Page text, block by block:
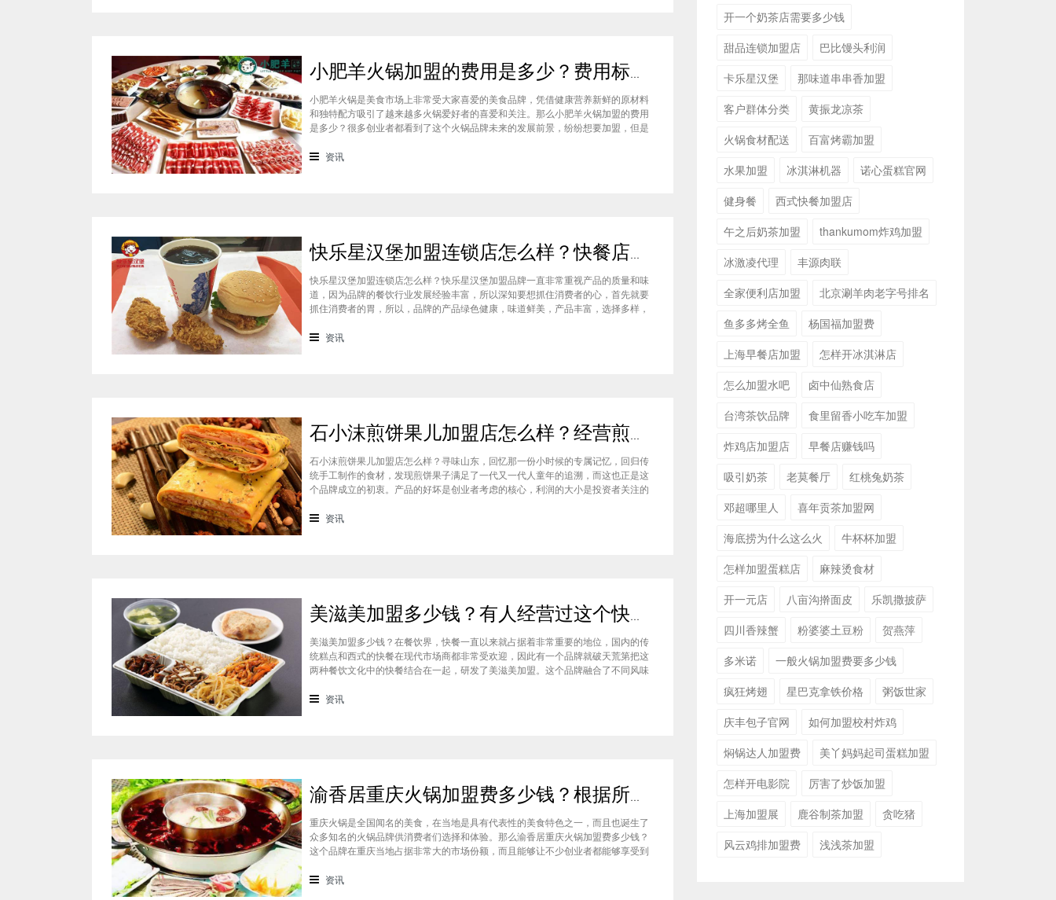
小肥羊火锅加盟的费用是多少？费用标准如下看你是否符合加盟资格
小肥羊火锅是美食市场上非常受大家喜爱的美食品牌，凭借健康营养新鲜的原材料
和独特配方吸引了越来越多火锅爱好者的喜爱和关注。那么小肥羊火锅加盟的费用
是多少？很多创业者都看到了这个火锅品牌未来的发展前景，纷纷想要加盟，但是
火锅加盟的费用情况让创业者拥有更多信息。创业是现在非常热门的项目，很多有
资讯
快乐星汉堡加盟连锁店怎么样？快餐店中产品口味如何？
快乐星汉堡加盟连锁店怎么样？快乐星汉堡加盟品牌一直非常重视产品的质量和味
道，因为品牌的餐饮行业发展经验丰富，所以深知要想抓住消费者的心，首先就要
抓住消费者的胃，所以，品牌的产品绿色健康，味道鲜美，产品丰富，选择多样，
一下这个汉堡品牌加盟费多少钱？快乐星汉堡加盟连锁店怎么样？这个品牌在市场
资讯
石小沫煎饼果儿加盟店怎么样？经营煎饼果子店利润如何
石小沫煎饼果儿加盟店怎么样？寻味山东，回忆那一份小时候的专属记忆，回归传
统手工制作的食材，发现煎饼果子满足了一代又一代人童年的追溯，而这也正是这
个品牌成立的初衷。产品的好坏是创业者考虑的核心，利润的大小是投资者关注的
盟？能赚钱吗？下面小编将为大家解答这些问题。石小沫煎饼果儿加盟店怎么样？
资讯
美滋美加盟多少钱？有人经营过这个快餐品牌吗
美滋美加盟多少钱？在餐饮界，快餐一直以来就占据着非常重要的地位，国内的传
统糕点和西式的快餐在现代市场商都非常受欢迎，因此有一个品牌就破天荒第把这
两种餐饮文化中的快餐结合在一起，研发了美滋美加盟。这个品牌融合了不同风味
盟多少钱？这个品牌是进来十分火爆的一个餐饮品牌，它诞生于仟吉快餐加盟管理
资讯
渝香居重庆火锅加盟费多少钱？根据所在城市进行规划非常合适创业
重庆火锅是全国闻名的美食，在当地是具有代表性的美食特色之一，而且也诞生了
众多知名的火锅品牌供消费者们选择和体验。那么渝香居重庆火锅加盟费多少钱？
这个品牌在重庆当地占据非常大的市场份额，而且能够让不少创业者都能够享受到
的，渝香居重庆火锅加盟成为了大家心中非常合适的创业项目。重庆是一个美食遍
资讯
开一个奶茶店需要多少钱
甜品连锁加盟店
巴比馒头利润
卡乐星汉堡
那味道串串香加盟
客户群体分类
黄振龙凉茶
火锅食材配送
百富烤霸加盟
水果加盟
冰淇淋机器
诺心蛋糕官网
健身餐
西式快餐加盟店
午之后奶茶加盟
thankumom炸鸡加盟
冰激凌代理
丰源肉联
全家便利店加盟
北京涮羊肉老字号排名
鱼多多烤全鱼
杨国福加盟费
上海早餐店加盟
怎样开冰淇淋店
怎么加盟水吧
卤中仙熟食店
台湾茶饮品牌
食里留香小吃车加盟
炸鸡店加盟店
早餐店赚钱吗
吸引奶茶
老莫餐厅
红桃兔奶茶
邓超哪里人
喜年贡茶加盟网
海底捞为什么这么火
牛杯杯加盟
怎样加盟蛋糕店
麻辣烫食材
开一元店
八亩沟擀面皮
乐凯撒披萨
四川香辣蟹
粉婆婆土豆粉
贺燕萍
多米诺
一般火锅加盟费要多少钱
疯狂烤翅
星巴克拿铁价格
粥饭世家
庆丰包子官网
如何加盟校村炸鸡
焖锅达人加盟费
美丫妈妈起司蛋糕加盟
怎样开电影院
厉害了炒饭加盟
上海加盟展
鹿谷制茶加盟
贪吃猪
风云鸡排加盟费
浅浅茶加盟